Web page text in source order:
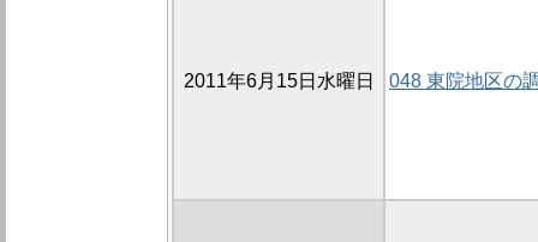
2011年6月15日水曜日 048 東院地区の